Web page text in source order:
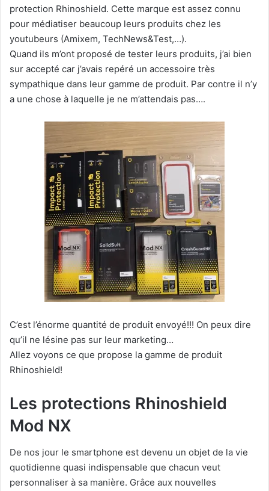
protection Rhinoshield. Cette marque est assez connu
pour médiatiser beaucoup leurs produits chez les
youtubeurs (Amixem, TechNews&Test,…).
Quand ils m’ont proposé de tester leurs produits, j’ai bien
sur accepté car j’avais repéré un accessoire très
sympathique dans leur gamme de produit. Par contre il n’y
a une chose à laquelle je ne m’attendais pas….
C’est l’énorme quantité de produit envoyé!!! On peux dire
qu’il ne lésine pas sur leur marketing…
Allez voyons ce que propose la gamme de produit
Rhinoshield!
Les protections Rhinoshield
Mod NX
De nos jour le smartphone est devenu un objet de la vie
quotidienne quasi indispensable que chacun veut
personnaliser à sa manière. Grâce aux nouvelles